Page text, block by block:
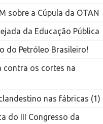
sobre a Cúpula da OTAN
da Educação Pública
do Petróleo Brasileiro!
contra os cortes na
nas fábricas (1)
do III Congresso da